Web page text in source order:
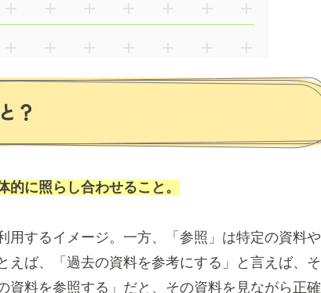
？
的に照らし合わせること。
用するイメージ。一方、「参照」は特定の資料や
えば、「過去の資料を参考にする」と言えば、そ
資料を参照する」だと、その資料を見ながら正確